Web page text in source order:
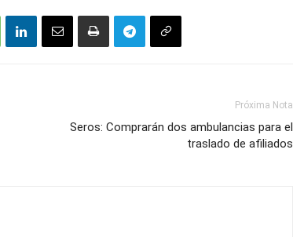
Próxima Nota
Seros: Comprarán dos ambulancias para el
traslado de afiliados